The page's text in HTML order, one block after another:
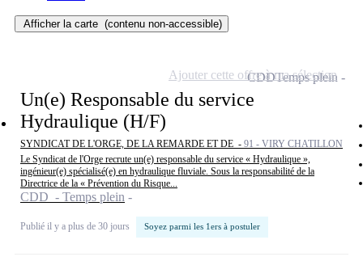
Afficher la carte (contenu non-accessible)
Un(e) Responsable du service
Hydraulique (H/F)
SYNDICAT DE L'ORGE, DE LA REMARDE ET DE - 91 - VIRY CHATILLON
Le Syndicat de l'Orge recrute un(e) responsable du service « Hydraulique »,
ingénieur(e) spécialisé(e) en hydraulique fluviale. Sous la responsabilité de la
Directrice de la « Prévention du Risque...
CDD - Temps plein
Publié il y a plus de 30 jours Soyez parmi les 1ers à postuler
CDDTemps plein
Ajouter cette offre à ma sélection